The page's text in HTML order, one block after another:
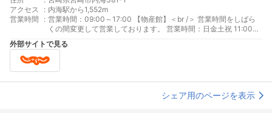
アクセス
: 内海駅から1,552m
営業時間
: 営業時間：09:00～17:00 【物産館】＜br /＞ 営業時間をしばら
くの間変更して営業しております。 営業時間：日金土祝 11:00～
15:30 【レストラン】（ L.O14：30）<br /> しばらくの間、営業
日を毎週金曜・土曜・日曜・祝祭日のみ時間も短縮して営業いた
します。また、座席数も50席ほどに縮小し、お食事品目数も縮小
外部サイトで見る
シェア用のページを表示